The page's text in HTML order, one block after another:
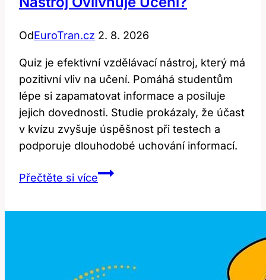
OdEuroTran.cz 2. 8. 2026
Quiz je efektivní vzdělávací nástroj, který má
pozitivní vliv na učení. Pomáhá studentům
lépe si zapamatovat informace a posiluje
jejich dovednosti. Studie prokázaly, že účast
v kvízu zvyšuje úspěšnost při testech a
podporuje dlouhodobé uchování informací.
Přečtěte si víceQuiz:
učení?